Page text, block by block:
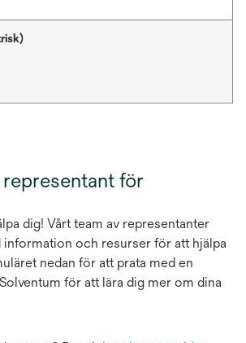
för
dig! Vårt team av representanter
information och resurser för att hjälpa
nedan för att prata med en
för att lära dig mer om dina